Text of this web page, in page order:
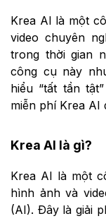
Krea AI là một
video chuyên
trong thời gian
công cụ này
hiểu “tất tần
miễn phí Krea AI
Krea AI là gì?
Krea AI là một
hình ảnh và
(AI). Đây là giải